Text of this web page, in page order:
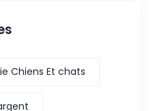
Chiens Et chats